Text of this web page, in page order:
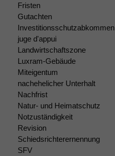
Fristen
Gutachten
Investitionsschutzabkommen
juge d'appui
Landwirtschaftszone
Luxram-Gebäude
Miteigentum
nachehelicher Unterhalt
Nachfrist
Natur- und Heimatschutz
Notzuständigkeit
Revision
Schiedsrichterernennung
SFV